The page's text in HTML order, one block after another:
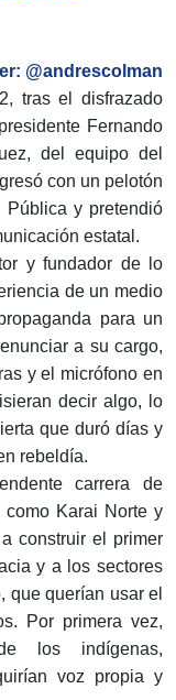
@andrescolman
tras el disfrazado
Fernando
del equipo del
con un pelotón
y pretendió
estatal.
y fundador de lo
de un medio
para un
a su cargo,
y el micrófono en
decir algo, lo
que duró días y
rebeldía.
carrera de
como Karai Norte y
construir el primer
y a los sectores
que querían usar el
Por primera vez,
los indígenas,
voz propia y